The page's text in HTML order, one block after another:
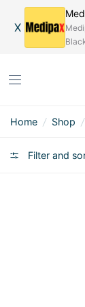
X
Home / Shop /
Filter and